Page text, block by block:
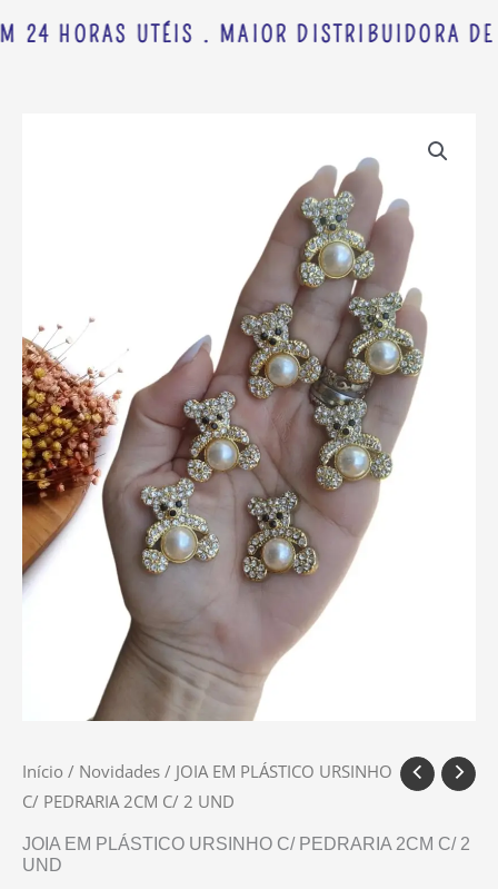
24 HORAS UTÉIS . MAIOR DISTRIBUIDORA
Início / Novidades / JOIA EM PLÁSTICO URSINHO
C/ PEDRARIA 2CM C/ 2 UND
JOIA EM PLÁSTICO URSINHO C/ PEDRARIA 2CM C/ 2
UND
2CM
C/
2
UND
quantidade